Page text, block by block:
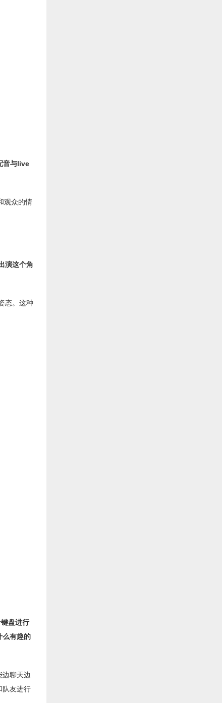
音与live
观众的情
演这个角
态。这种
盘进行
么有趣的
聊天边
队友进行